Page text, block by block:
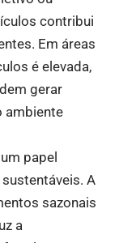
contribui
Em áreas
é elevada,
gerar
ambiente
papel
A
sazonais
a